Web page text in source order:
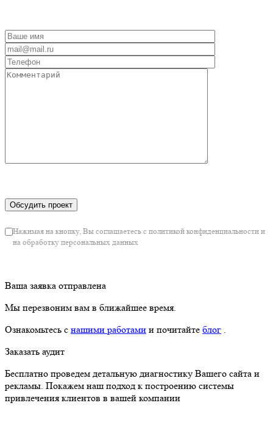
Нажимая на кнопку, Вы соглашаетесь с политикой конфиденциальности и
на обработку персональных данных
Ваша заявка отправлена
Мы перезвоним вам в ближайшее время.
Ознакомьтесь с нашими работами и почитайте блог .
Заказать аудит
Бесплатно проведем детальную диагностику Вашего сайта и
рекламы. Покажем наш подход к построению системы
привлечения клиентов в вашей компании